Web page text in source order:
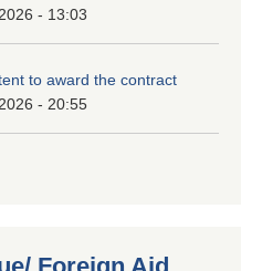
- 13:03
to award the contract
- 20:55
Foreign Aid